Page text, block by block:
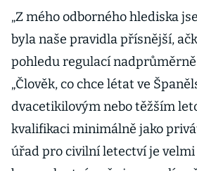
„Z mého odborného hlediska
byla naše pravidla přísnější,
pohledu regulací nadprůměrně
„Člověk, co chce létat ve
dvacetikilovým nebo těžším
kvalifikaci minimálně jako
úřad pro civilní letectví je velmi